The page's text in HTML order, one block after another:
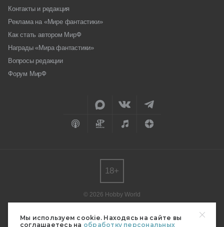
Мы используем cookie. Находясь на сайте вы
соглашаетесь на обработку персональных
Контакты и редакция
Реклама на «Мире фантастики»
Как стать автором МирФ
Награды «Мира фантастики»
Вопросы редакции
Форум МирФ
© 2026 Hobby World
редакции.
Мнение авторов может не совпадать с мнением редакции.
18+